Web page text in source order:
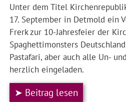
Unter dem Titel
17. September in Detmold ein
Frerk zur 10-Jahresfeier der
Spaghettimonsters
Pastafari, aber auch alle Un-
herzlich eingeladen.
➤ Beitrag lesen